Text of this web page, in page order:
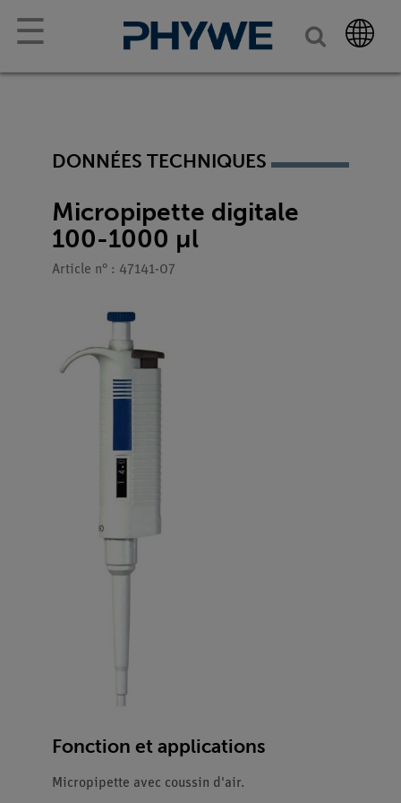
☰
DONNÉES TECHNIQUES
Micropipette digitale
100-1000 µl
Article n° : 47141-07
Fonction et applications
Micropipette avec coussin d'air.